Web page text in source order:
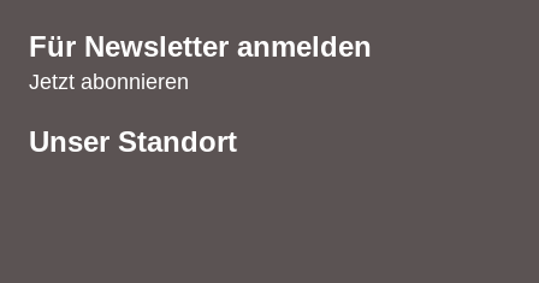
Für Newsletter anmelden
Jetzt abonnieren
Unser Standort